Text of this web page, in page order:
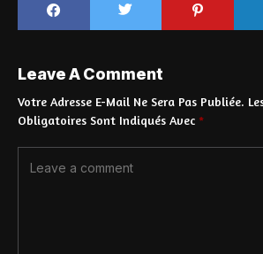
Leave A Comment
Votre Adresse E-Mail Ne Sera Pas Publiée.
Obligatoires Sont Indiqués Avec *